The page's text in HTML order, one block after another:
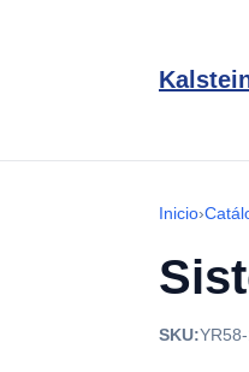
Inicio›
SKU:YR58-